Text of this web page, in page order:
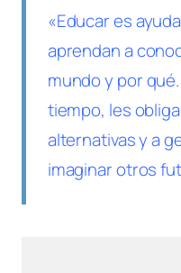
«Educar es
aprendan a
mundo y por
tiempo, les
alternativas y a
imaginar otros